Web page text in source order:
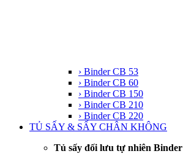
› Binder CB 53
› Binder CB 60
› Binder CB 150
› Binder CB 210
› Binder CB 220
TỦ SẤY & SẤY CHÂN KHÔNG
Tủ sấy đối lưu tự nhiên Binder